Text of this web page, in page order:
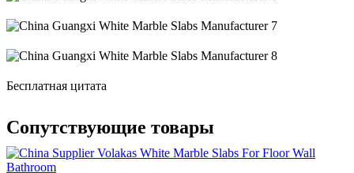
Бесплатная цитата
Сопутствующие товары